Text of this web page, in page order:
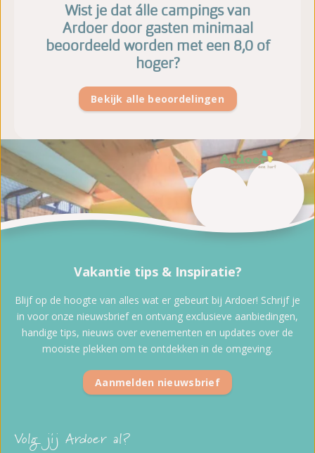
Wist je dat álle campings van
Ardoer door gasten minimaal
beoordeeld worden met een 8,0 of
hoger?
Bekijk alle beoordelingen
Volg jij Ardoer al?
Vakantie tips & Inspiratie?
Blijf op de hoogte van alles wat er gebeurt bij Ardoer! Schrijf je
in voor onze nieuwsbrief en ontvang exclusieve aanbiedingen,
handige tips, nieuws over evenementen en updates over de
mooiste plekken om te ontdekken in de omgeving.
Aanmelden nieuwsbrief